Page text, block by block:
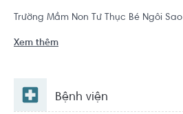
Trường Mầm Non Tư Thục Bé Ngôi Sao
Xem thêm
Bệnh viện